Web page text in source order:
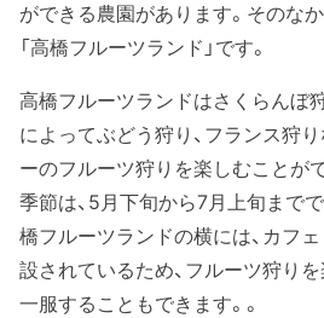
ができる農園があります。そのな
「高橋フルーツランド」です。
高橋フルーツランドはさくらんぼ
によってぶどう狩り、フランス狩
ーのフルーツ狩りを楽しむことが
季節は、5月下旬から7月上旬まで
橋フルーツランドの横には、カフェ
設されているため、フルーツ狩り
一服することもできます。。